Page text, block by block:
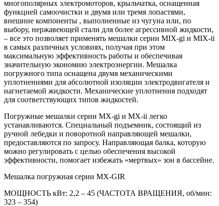
многополярных электромоторов, крыльчатка, оснащенная
функцией самоочистки и двумя или тремя лопастями,
внешние компоненты , выполненные из чугуна или, по
выбору, нержавеющей стали для более агрессивной жидкости,
– все это позволяет применять мешалки серии MIX-gi и MIX-ii
в самых различных условиях, получая при этом
максимальную эффективность работы и обеспечивая
значительную экономию электроэнергии. Мешалка
погружного типа оснащена двумя механическими
уплотнениями для абсолютной изоляции электродвигателя и
нагнетаемой жидкости. Механические уплотнения подходят
для соответствующих типов жидкостей.
Погружные мешалки серии MX-gi и MX-ii легко
устанавливаются. Специальный подъемник, состоящий из
ручной лебедки и поворотной направляющей мешалки,
предоставляются по запросу. Направляющая балка, которую
можно регулировать с целью обеспечения высокой
эффективности, помогает избежать «мертвых» зон в бассейне.
Мешалка погружная серии MX-GIR
МОЩНОСТЬ кВт: 2,2 – 45 (ЧАСТОТА ВРАЩЕНИЯ, об/мин:
323 – 354)